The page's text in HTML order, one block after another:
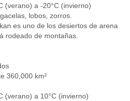
(verano) a -20°C (invierno)
lobos, zorros.
es uno de los desiertos de arena
rodeado de montañas.
360,000 km²
(verano) a 10°C (invierno)